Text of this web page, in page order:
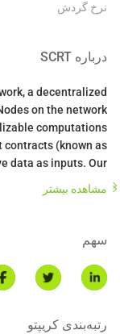
نرخ گردش
درباره SCRT
a decentralized
on the network
computations
contracts (known as
data as inputs. Our
preserving "Secret
many independent
Secrets, and more
مشاهده بیشتر
سهم
رتبه‌بندی کریپتو